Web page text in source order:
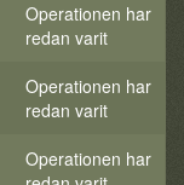
Operationen har
redan varit
Operationen har
redan varit
Operationen har